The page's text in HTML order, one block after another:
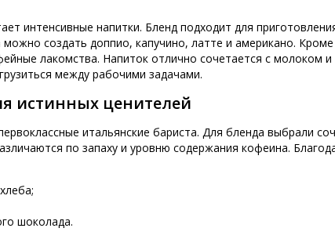
интенсивные напитки. Бленд подходит для
можно создать доппио, капучино, латте и американо.
лакомства. Напиток отлично сочетается с молоком
между рабочими задачами.
истинных ценителей
итальянские бариста. Для бленда выбрали
по запаху и уровню содержания кофеина.
шоколада.